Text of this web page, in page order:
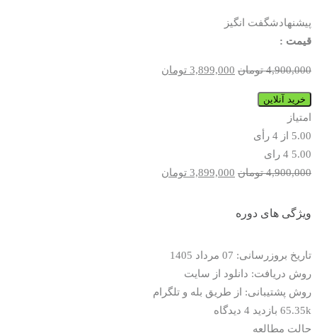
پیشنهادشگفت انگیز
قیمت :
4,900,000 تومان قیمت
3,899,000 تومان
مجموعه
کامل
واژگان
کاربردی
فارسی
خرید آنلاین
امتیاز
5.00 از 4 رأی
5.00 4 رای
4,900,000 تومان قیمت
3,899,000 تومان
ویژگی های دوره
تاریخ بروزرسانی: 07 مرداد 1405
روش دریافت: دانلود از سایت
روش پشتیبانی: از طریق بله و تلگرام
65.35k بازدید
حالت مطالعه